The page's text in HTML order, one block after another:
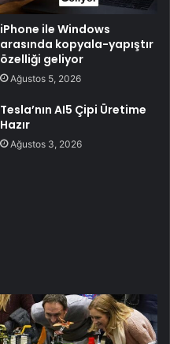
iPhone ile Windows
arasında kopyala-yapıştır
özelliği geliyor
Ağustos 5, 2026
Tesla’nın AI5 Çipi Üretime
Hazır
Ağustos 3, 2026